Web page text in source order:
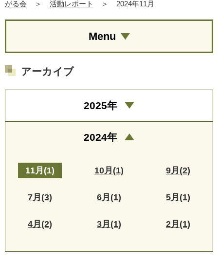
がる会
＞ 活動レポート ＞ 2024年11月
Menu
アーカイブ
2025年
2024年
11月(1) 10月(1) 9月(2)
7月(3) 6月(1) 5月(1)
4月(2) 3月(1) 2月(1)